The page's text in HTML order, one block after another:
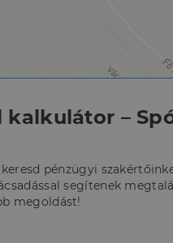
kalkulátor –
pénzügyi
segítenek
megoldást!
Meta
.dh.hu
Google
.dh.hu